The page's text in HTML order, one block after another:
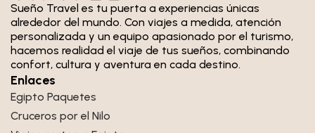
Sueño Travel es tu puerta a experiencias únicas
alrededor del mundo. Con viajes a medida, atención
personalizada y un equipo apasionado por el turismo,
hacemos realidad el viaje de tus sueños, combinando
confort, cultura y aventura en cada destino.
Enlaces
Egipto Paquetes
Cruceros por el Nilo